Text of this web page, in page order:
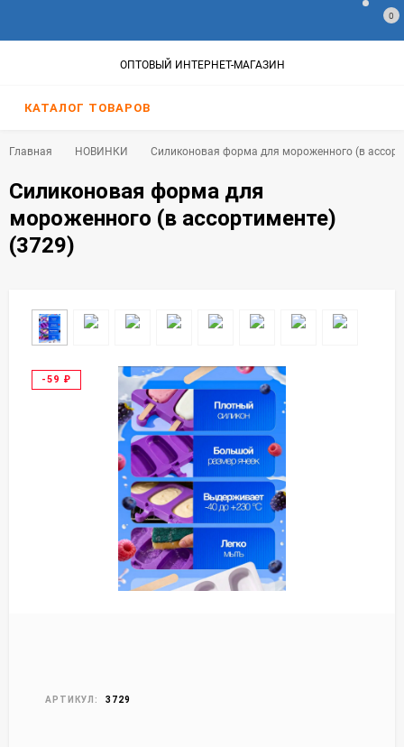
0
ОПТОВЫЙ ИНТЕРНЕТ-МАГАЗИН
КАТАЛОГ ТОВАРОВ
Главная НОВИНКИ Силиконовая форма для мороженного (в
Силиконовая форма для
мороженного (в ассортименте)
(3729)
-59 ₽
АРТИКУЛ: 3729